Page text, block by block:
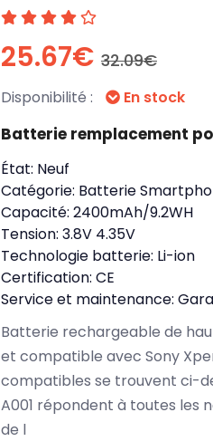
25.67€ 32.09€
Disponibilité : En stock
Batterie remplacement
État: Neuf
Catégorie: Batterie
Capacité: 2400mAh/9.2WH
Tension: 3.8V 4.35V
Technologie batterie: Li-ion
Certification: CE
Service et maintenance:
Batterie rechargeable de
et compatible avec Sony
compatibles se trouvent ci-
A001 répondent à toutes les
de l